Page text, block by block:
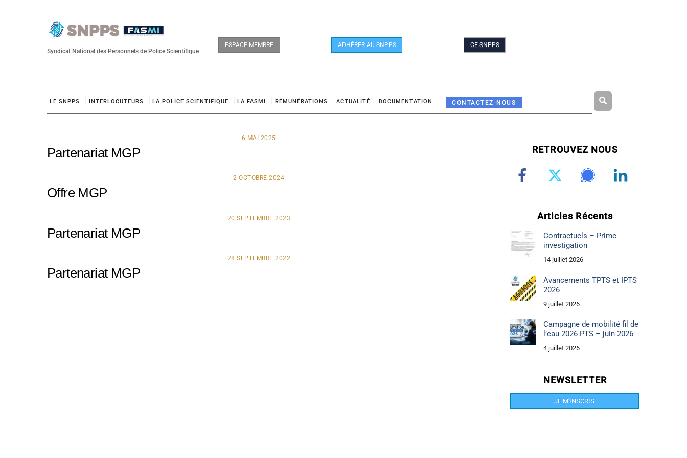
Syndicat National des Personnels de Police Scientifique
LE SNPPS INTERLOCUTEURS LA POLICE SCIENTIFIQUE LA FASMI RÉMUNÉRATIONS ACTUALITÉ DOCUMENTATION CONTACTEZ-NOUS
ESPACE MEMBRE ADHÉRER AU SNPPS CE SNPPS
6 MAI 2025
Partenariat MGP
2 OCTOBRE 2024
Offre MGP
20 SEPTEMBRE 2023
Partenariat MGP
28 SEPTEMBRE 2022
Partenariat MGP
RETROUVEZ NOUS
Articles Récents
Contractuels – Prime
investigation
14 juillet 2026
Avancements TPTS et IPTS
2026
9 juillet 2026
Campagne de mobilité fil de
l’eau 2026 PTS – juin 2026
4 juillet 2026
NEWSLETTER
JE M'INSCRIS